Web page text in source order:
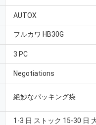
AUTOX
フルカワ HB30G
3 PC
Negotiations
絶妙なパッキング袋
1-3 日 ストック 15-30 日